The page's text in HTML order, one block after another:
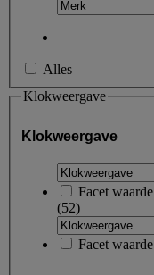
Alles
Klokweergave
Klokweergave
Facet waarde
(52)
Facet waarde